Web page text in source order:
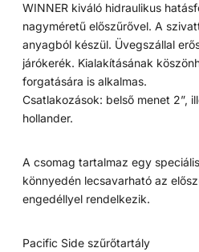
WINNER kiváló hidraulikus
nagyméretű előszűrővel. A
anyagból készül. Üvegszállal
járókerék. Kialakításának
forgatására is alkalmas.
Csatlakozások: belső menet 2”,
hollander.
A csomag tartalmaz egy
könnyedén lecsavarható az
engedéllyel rendelkezik.
Pacific Side szűrőtartály